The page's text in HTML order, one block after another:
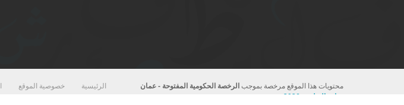
محتويات هذا الموقع مرخصة بموجب الرخصة الحكومية المفتوحة - عمان
وزارة التعليم - 2026
الرئيسية خصوصية الموقع